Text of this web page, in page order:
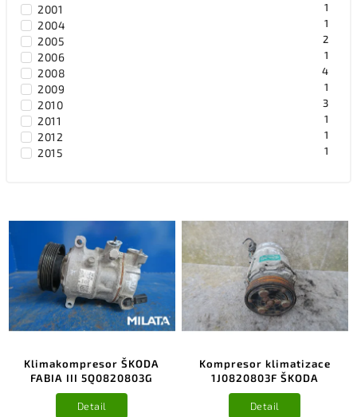
2001 1
2004 1
2005 2
2006 1
2008 4
2009 1
2010 3
2011 1
2012 1
2015 1
Klimakompresor ŠKODA
FABIA III 5Q0820803G
Detail
Kompresor klimatizace
1J0820803F ŠKODA
Detail